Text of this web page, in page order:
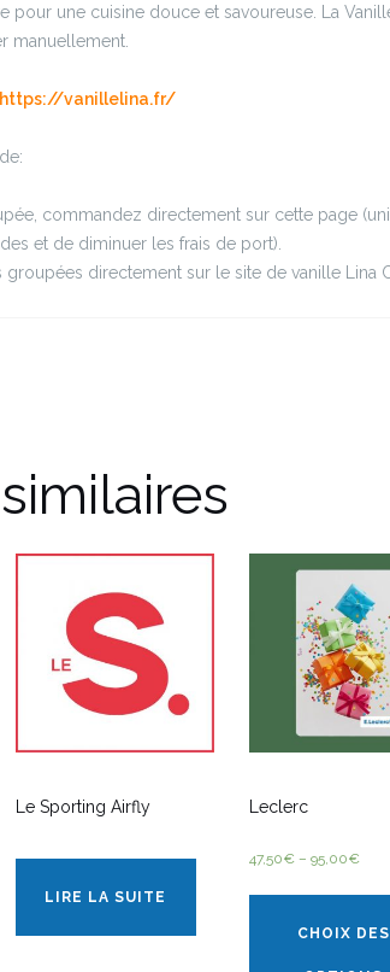
pour une cuisine douce et savoureuse. La
manuellement.
https://vanillelina.fr/
commandez directement sur cette page
et de diminuer les frais de port).
groupées directement sur le site de vanille Lina
Le Sporting Airfly
LIRE LA SUITE
Leclerc
47,50€– 95,00€
CHOIX DES